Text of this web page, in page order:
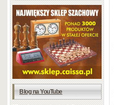
Blog na YouTube